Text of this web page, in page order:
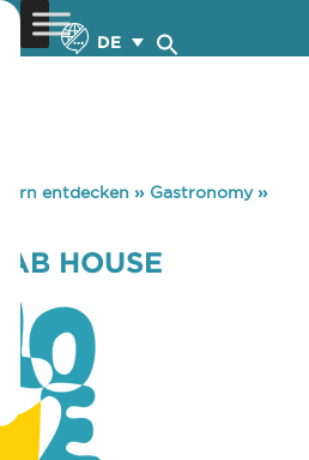
DE
entdecken » Gastronomy»
HOUSE